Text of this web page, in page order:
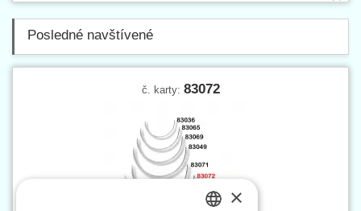
Posledné navštívené
č. karty: 83072
×